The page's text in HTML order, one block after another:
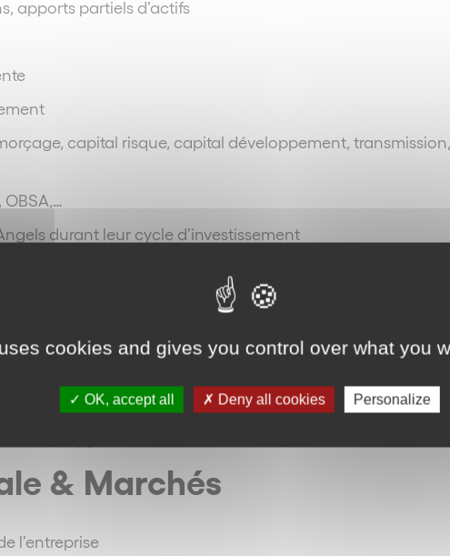
apports partiels d’actifs
capital risque, capital développement, transmission,
durant leur cycle d’investissement
les autres départements du cabinet.
de moyens de professions libérales
structures
: apports, cessions d’activités libérales et fusions
& Marchés
l’entreprise
cookies and gives you control over what you
OK, accept all Deny all cookies Personalize